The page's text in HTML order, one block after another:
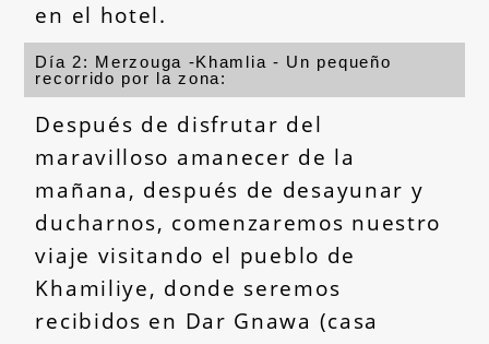
en el hotel.
Día 2: Merzouga -Khamlia - Un pequeño
recorrido por la zona:
Después de disfrutar del
maravilloso amanecer de la
mañana, después de desayunar y
ducharnos, comenzaremos nuestro
viaje visitando el pueblo de
Khamiliye, donde seremos
recibidos en Dar Gnawa (casa